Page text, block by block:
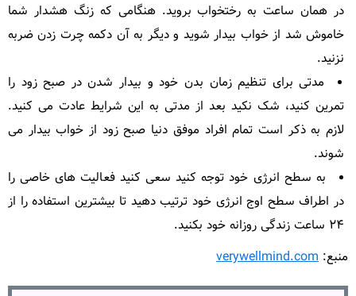
در همان ساعت به رختخواب بروید. هنگامی که زنگ هشدار شما
خاموش شد از خواب بیدار شوید و دیگر به آن دکمه چرت زدن ضربه
نزنید.
مدتی برای تنظیم زمان بدن خود و بیدار شدن در صبح زود را
تمرین کنید، شک نکید بعد از مدتی به این شرایط عادت می کنید.
لازم به ذکر است تمام افراد موفق دنیا صبح زود از خواب بیدار می
شوند.
به سطح انرژی خود توجه کنید سعی کنید فعالیت های خاصی را
در اطراف سطح اوج انرژی خود ترتیب دهید تا بیشترین استفاده را از
۲۴ ساعت زندگی روزانه خود بکنید.
منبع: verywellmind.com